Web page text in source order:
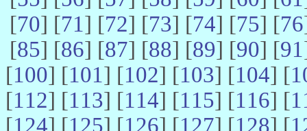
[70] [71] [72] [73] [74] [75] [76
[85] [86] [87] [88] [89] [90] [91
[100] [101] [102] [103] [104] [
[112] [113] [114] [115] [116] [
[124] [125] [126] [127] [128] [